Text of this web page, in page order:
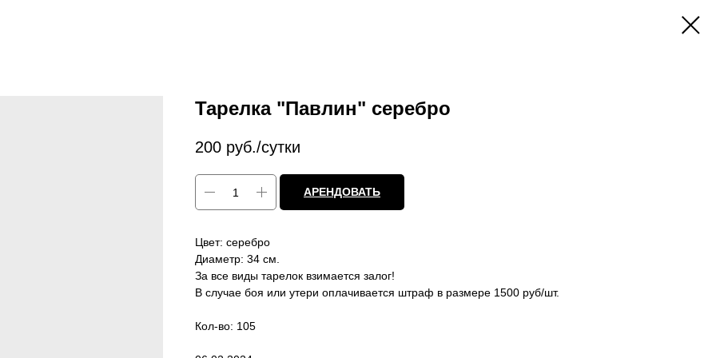
Тарелка "Павлин" серебро
200 руб./сутки
АРЕНДОВАТЬ
Цвет: серебро
Диаметр: 34 см.
За все виды тарелок взимается залог!
В случае боя или утери оплачивается штраф в размере 1500 руб/шт.
Кол-во: 105